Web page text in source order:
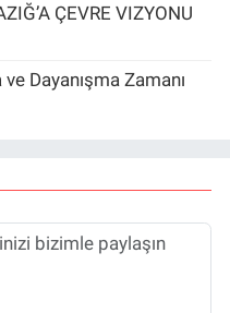
ÇEVRE VIZYONU
Dayanışma Zamanı